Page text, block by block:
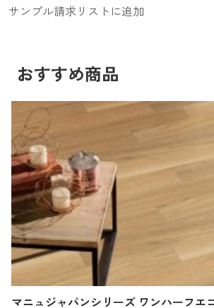
サンプル請求リストに追加
おすすめ商品
マニュジャパンシリーズ ワンハーフエ